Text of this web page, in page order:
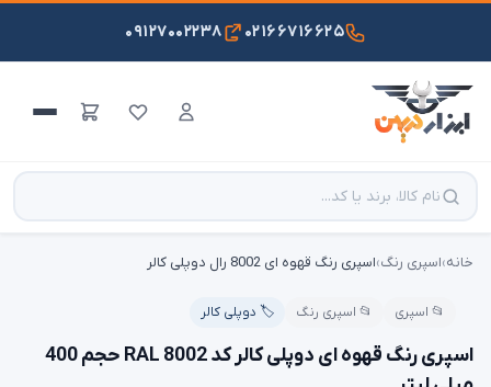
۰۲۱۶۶۷۱۶۶۲۵ ۰۹۱۲۷۰۰۲۲۳۸
خانه›اسپری رنگ›اسپری رنگ قهوه ای 8002 رال دوپلی کالر
📂 اسپری 📂 اسپری رنگ 🏷️ دوپلی کالر
اسپری رنگ قهوه ای دوپلی کالر کد 8002 RAL حجم 400